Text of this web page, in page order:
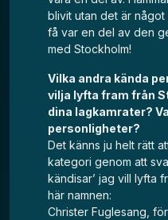
blivit utan det är något
få var en del av den
med Stockholm!
Vilka andra kända
vilja lyfta fram från
dina lagkamrater?
personligheter?
Det känns ju helt rätt
kategori genom att
kändisar’ jag vill lyfta
här namnen:
Christer Fuglesang,